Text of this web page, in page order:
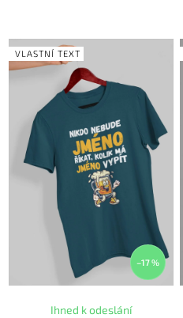
VLASTNÍ TEXT
–17 %
Ihned k odeslání